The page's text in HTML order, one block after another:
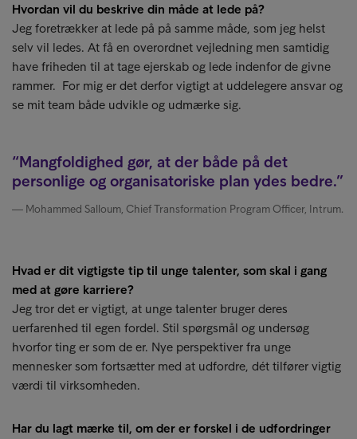
Hvordan vil du beskrive din måde at lede på?
Jeg foretrækker at lede på på samme måde, som jeg helst
selv vil ledes. At få en overordnet vejledning men samtidig
have friheden til at tage ejerskab og lede indenfor de givne
rammer. For mig er det derfor vigtigt at uddelegere ansvar og
se mit team både udvikle og udmærke sig.
Mangfoldighed gør, at der både på det
personlige og organisatoriske plan ydes bedre.
Mohammed Salloum, Chief Transformation Program Officer, Intrum.
Hvad er dit vigtigste tip til unge talenter, som skal i gang
med at gøre karriere?
Jeg tror det er vigtigt, at unge talenter bruger deres
uerfarenhed til egen fordel. Stil spørgsmål og undersøg
hvorfor ting er som de er. Nye perspektiver fra unge
mennesker som fortsætter med at udfordre, dét tilfører vigtig
værdi til virksomheden.
Har du lagt mærke til, om der er forskel i de udfordringer